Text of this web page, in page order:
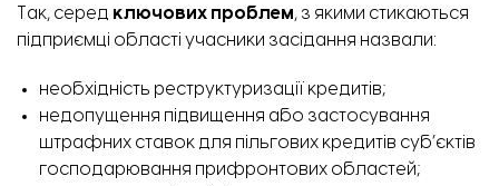
Так, серед ключових проблем, з якими стикаються
підприємці області учасники засідання назвали:
необхідність реструктуризації кредитів;
недопущення підвищення або застосування
штрафних ставок для пільгових кредитів суб’єктів
господарювання прифронтових областей;